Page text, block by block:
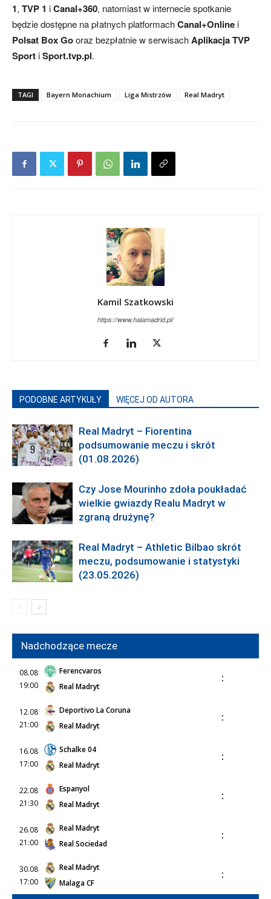
1, TVP 1 iCanal+360, natomiast w internecie spotkanie
będzie dostępne na płatnych platformachCanal+Onlinei
Polsat Box Gooraz bezpłatnie w serwisachAplikacja TVP
SportiSport.tvp.pl.
TAGI Bayern Monachium Liga Mistrzów Real Madryt
Kamil Szatkowski
https://www.halamadrid.pl/
PODOBNE ARTYKUŁY WIĘCEJ OD AUTORA
Real Madryt – Fiorentina
podsumowanie meczu i skrót
(01.08.2026)
Czy Jose Mourinho zdoła poukładać
wielkie gwiazdy Realu Madryt w
zgraną drużynę?
Real Madryt – Athletic Bilbao skrót
meczu, podsumowanie i statystyki
(23.05.2026)
Nadchodzące mecze
08.08
19:00
Ferencvaros
Real Madryt
:
12.08
21:00
Deportivo La Coruna
Real Madryt
:
16.08
17:00
Schalke 04
Real Madryt
:
22.08
21:30
Espanyol
Real Madryt
:
26.08
21:00
Real Madryt
Real Sociedad
:
30.08
17:00
Real Madryt
Malaga CF
: